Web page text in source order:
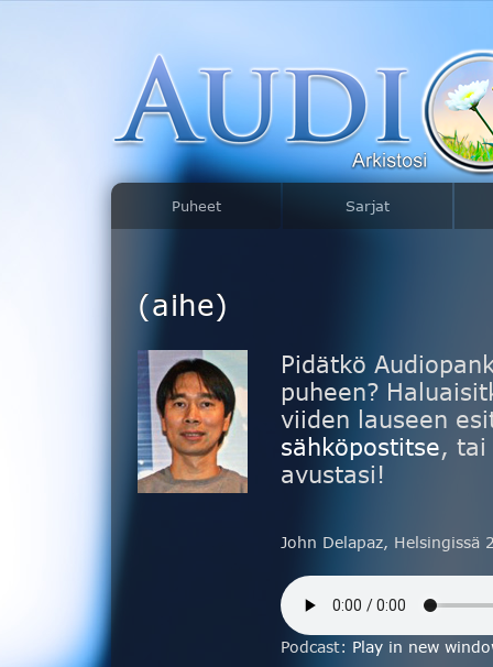
Puheet Sarjat
(aihe)
Pidätkö
puheen?
viiden lauseen
sähköpostitse, tai
avustasi!
John Delapaz, Helsingissä
Podcast: Play in new